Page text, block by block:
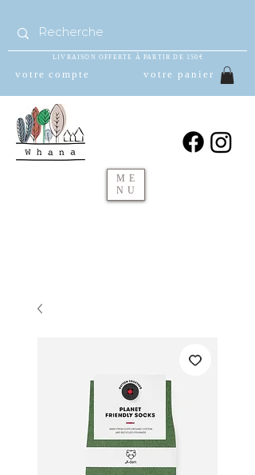
LIVRAISON OFFERTE À PARTIR DE 150€
votre compte votre panier
ME
NU